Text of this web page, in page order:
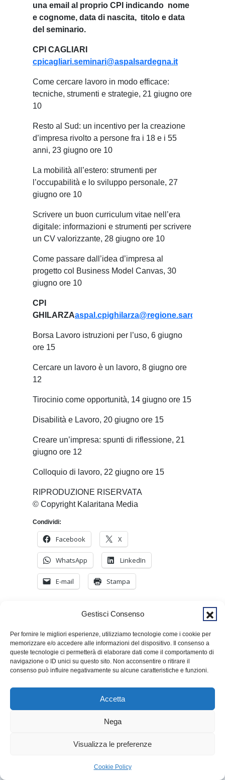
Gestisci Consenso
Per fornire le migliori esperienze, utilizziamo tecnologie come i cookie per
memorizzare e/o accedere alle informazioni del dispositivo. Il consenso a
queste tecnologie ci permetterà di elaborare dati come il comportamento di
navigazione o ID unici su questo sito. Non acconsentire o ritirare il
consenso può influire negativamente su alcune caratteristiche e funzioni.
Accetta
Nega
Visualizza le preferenze
Cookie Policy
una email al proprio CPI indicando nome
e cognome, data di nascita, titolo e data
del seminario.
CPI CAGLIARI
cpicagliari.seminari@aspalsardegna.it
Come cercare lavoro in modo efficace:
tecniche, strumenti e strategie, 21 giugno ore
10
Resto al Sud: un incentivo per la creazione
d’impresa rivolto a persone fra i 18 e i 55
anni, 23 giugno ore 10
La mobilità all’estero: strumenti per
l’occupabilità e lo sviluppo personale, 27
giugno ore 10
Scrivere un buon curriculum vitae nell’era
digitale: informazioni e strumenti per scrivere
un CV valorizzante, 28 giugno ore 10
Come passare dall’idea d’impresa al
progetto col Business Model Canvas, 30
giugno ore 10
CPI
GHILARZAaspal.cpighilarza@regione.sardegna.it
Borsa Lavoro istruzioni per l’uso, 6 giugno
ore 15
Cercare un lavoro è un lavoro, 8 giugno ore
12
Tirocinio come opportunità, 14 giugno ore 15
Disabilità e Lavoro, 20 giugno ore 15
Creare un’impresa: spunti di riflessione, 21
giugno ore 12
Colloquio di lavoro, 22 giugno ore 15
RIPRODUZIONE RISERVATA
© Copyright Kalaritana Media
Condividi:
Facebook X
WhatsApp LinkedIn
E-mail Stampa
Borsa lavoro a cura
lavoro in Sardegna
In "Lavoro"